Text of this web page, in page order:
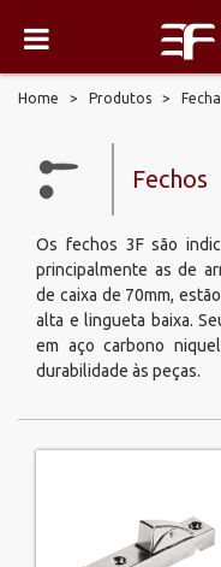
Home > Produtos >
Fechos
Os fechos 3F são
principalmente as de
de caixa de 70mm,
alta e lingueta baixa.
em aço carbono
durabilidade às peças.